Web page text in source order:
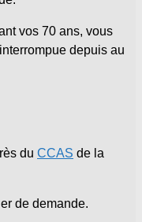
vos 70 ans, vous
depuis au
du CCAS de la
de demande.